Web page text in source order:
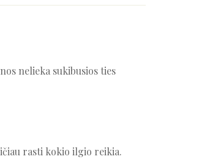
nelieka sukibusios ties
rasti kokio ilgio reikia.